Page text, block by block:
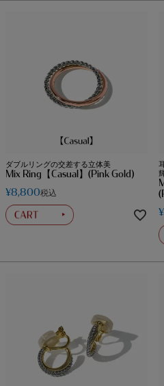
ダブルリングの交差する立体美
Mix Ring【Casual】(Pink Gold)
¥8,800税込
¥